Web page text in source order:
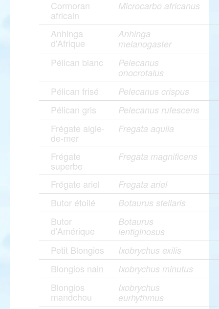
Cormoran
africain
Microcarbo africanus
Anhinga
d'Afrique
Anhinga
melanogaster
Pélican blanc
Pelecanus
onocrotalus
Pélican frisé Pelecanus crispus
Pélican gris Pelecanus rufescens
Frégate aigle-
de-mer
Fregata aquila
Frégate
superbe
Fregata magnificens
Frégate ariel Fregata ariel
Butor étoilé Botaurus stellaris
Butor
d'Amérique
Botaurus
lentiginosus
Petit Blongios Ixobrychus exilis
Blongios nain Ixobrychus minutus
Blongios
mandchou
Ixobrychus
eurhythmus